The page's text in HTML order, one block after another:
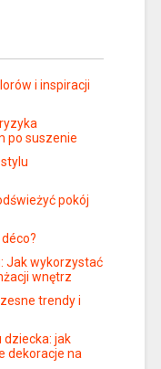
i inspiracji
po suszenie
pokój
Jak wykorzystać
wnętrz
trendy i
dziecka: jak
dekoracje na